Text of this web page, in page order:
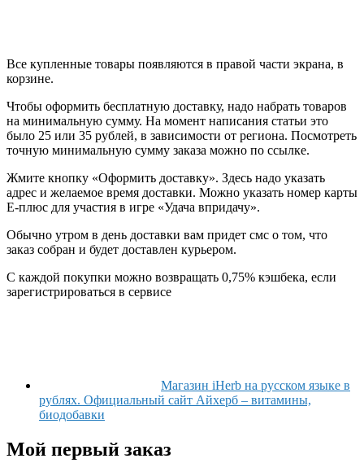
Все купленные товары появляются в правой части экрана, в
корзине.
Чтобы оформить бесплатную доставку, надо набрать товаров
на минимальную сумму. На момент написания статьи это
было 25 или 35 рублей, в зависимости от региона. Посмотреть
точную минимальную сумму заказа можно по ссылке.
Жмите кнопку «Оформить доставку». Здесь надо указать
адрес и желаемое время доставки. Можно указать номер карты
Е-плюс для участия в игре «Удача впридачу».
Обычно утром в день доставки вам придет смс о том, что
заказ собран и будет доставлен курьером.
С каждой покупки можно возвращать 0,75% кэшбека, если
зарегистрироваться в сервисе
Магазин iHerb на русском языке в
рублях. Официальный сайт Айхерб – витамины,
биодобавки
Мой первый заказ